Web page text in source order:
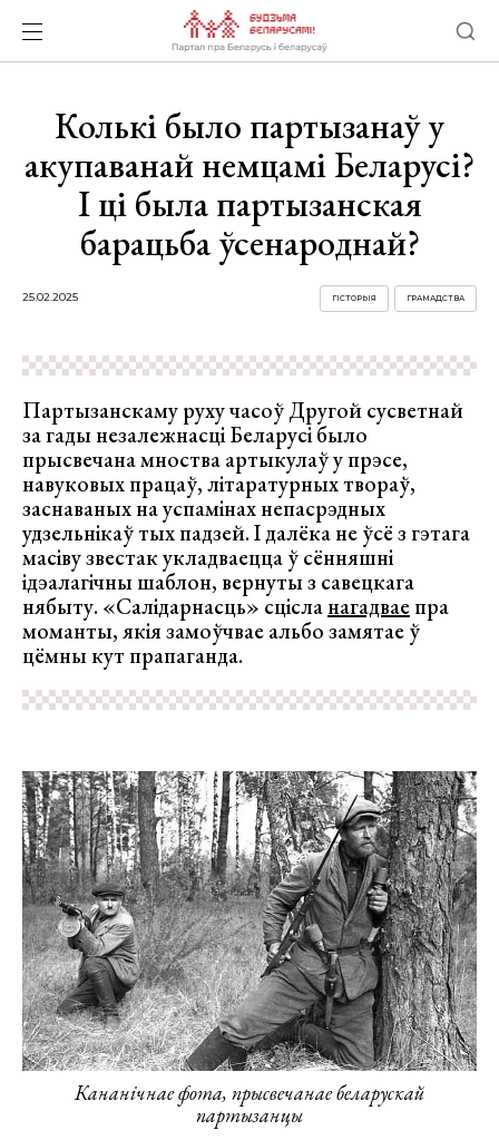
Колькі было партызанаў у
акупаванай немцамі Беларусі?
І ці была партызанская
барацьба ўсенароднай?
25.02.2025 ГРАМАДСТВА
ГІСТОРЫЯ
Партызанскаму руху часоў Другой сусветнай
за гады незалежнасці Беларусі было
прысвечана мноства артыкулаў у прэсе,
навуковых працаў, літаратурных твораў,
заснаваных на успамінах непасрэдных
удзельнікаў тых падзей. І далёка не ўсё з гэтага
масіву звестак укладваецца ў сённяшні
ідэалагічны шаблон, вернуты з савецкага
нябыту. «Салідарнасць» сцісланагадваепра
моманты, якія замоўчвае альбо замятае ў
цёмны кут прапаганда.
Кананічнае фота, прысвечанае беларускай
партызанцы